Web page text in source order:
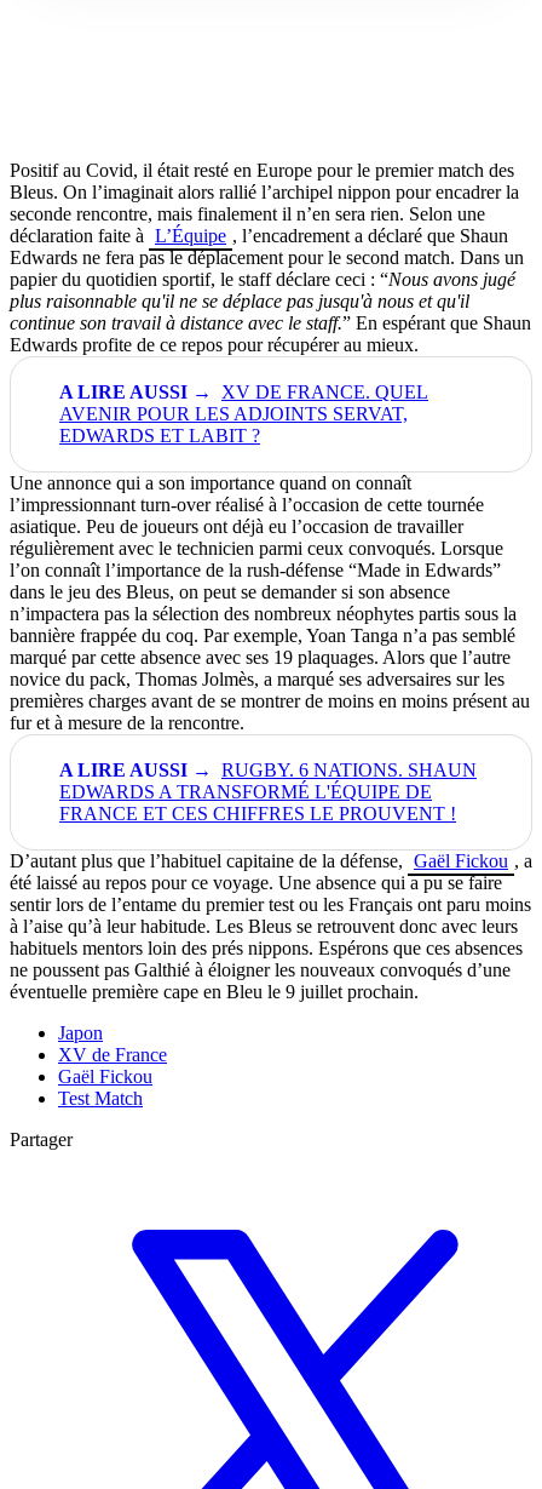
Positif au Covid, il était resté en Europe pour le premier match des
Bleus. On l’imaginait alors rallié l’archipel nippon pour encadrer la
seconde rencontre, mais finalement il n’en sera rien. Selon une
déclaration faite à L’Équipe , l’encadrement a déclaré que Shaun
Edwards ne fera pas le déplacement pour le second match. Dans un
papier du quotidien sportif, le staff déclare ceci : “Nous avons jugé
plus raisonnable qu'il ne se déplace pas jusqu'à nous et qu'il
continue son travail à distance avec le staff.” En espérant que Shaun
Edwards profite de ce repos pour récupérer au mieux.
XV DE FRANCE. QUEL
AVENIR POUR LES ADJOINTS SERVAT,
EDWARDS ET LABIT ?
Une annonce qui a son importance quand on connaît
l’impressionnant turn-over réalisé à l’occasion de cette tournée
asiatique. Peu de joueurs ont déjà eu l’occasion de travailler
régulièrement avec le technicien parmi ceux convoqués. Lorsque
l’on connaît l’importance de la rush-défense “Made in Edwards”
dans le jeu des Bleus, on peut se demander si son absence
n’impactera pas la sélection des nombreux néophytes partis sous la
bannière frappée du coq. Par exemple, Yoan Tanga n’a pas semblé
marqué par cette absence avec ses 19 plaquages. Alors que l’autre
novice du pack, Thomas Jolmès, a marqué ses adversaires sur les
premières charges avant de se montrer de moins en moins présent au
fur et à mesure de la rencontre.
RUGBY. 6 NATIONS. SHAUN
EDWARDS A TRANSFORMÉ L'ÉQUIPE DE
FRANCE ET CES CHIFFRES LE PROUVENT !
D’autant plus que l’habituel capitaine de la défense, Gaël Fickou , a
été laissé au repos pour ce voyage. Une absence qui a pu se faire
sentir lors de l’entame du premier test ou les Français ont paru moins
à l’aise qu’à leur habitude. Les Bleus se retrouvent donc avec leurs
habituels mentors loin des prés nippons. Espérons que ces absences
ne poussent pas Galthié à éloigner les nouveaux convoqués d’une
éventuelle première cape en Bleu le 9 juillet prochain.
Japon
XV de France
Gaël Fickou
Test Match
Partager